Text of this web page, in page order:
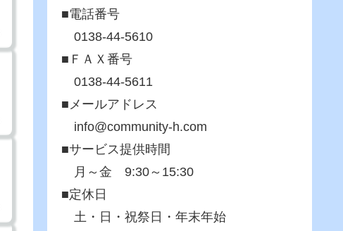
■電話番号
0138-44-5610
■ＦＡＸ番号
0138-44-5611
■メールアドレス
info@community-h.com
■サービス提供時間
月～金 9:30～15:30
■定休日
土・日・祝祭日・年末年始